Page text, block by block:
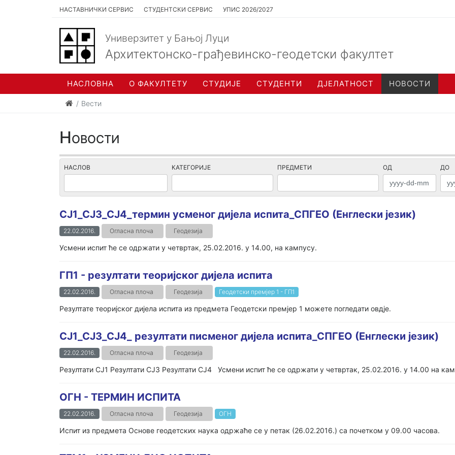
НАСТАВНИЧКИ СЕРВИС СТУДЕНТСКИ СЕРВИС УПИС 2026/2027
Универзитет у Бањој Луци
Архитектонско-грађевинско-геодетски факултет
НАСЛОВНА О ФАКУЛТЕТУ СТУДИЈЕ СТУДЕНТИ ДЈЕЛАТНОСТ НОВОСТИ
Вести
Новости
НАСЛОВ КАТЕГОРИЈЕ ПРЕДМЕТИ ОД ДО
СЈ1_СЈ3_СЈ4_термин усменог дијела испита_СПГЕО (Енглески језик)
22.02.2016. Огласна плоча Геодезија
Усмени испит ће се одржати у четвртак, 25.02.2016. у 14.00, на кампусу.
ГП1 - резултати теоријског дијела испита
22.02.2016. Огласна плоча Геодезија Геодетски премјер 1 - ГП1
Резултате теоријског дијела испита из предмета Геодетски премјер 1 можете погледати овдје.
СЈ1_СЈ3_СЈ4_ резултати писменог дијела испита_СПГЕО (Енглески језик)
22.02.2016. Огласна плоча Геодезија
Резултати СЈ1 Резултати СЈ3 Резултати СЈ4 Усмени испит ће се одржати у четвртак, 25.02.2016. у 14.00 на
ОГН - ТЕРМИН ИСПИТА
22.02.2016. Огласна плоча Геодезија ОГН
Испит из предмета Основе геодетских наука одржаће се у петак (26.02.2016.) са почетком у 09.00 часова.